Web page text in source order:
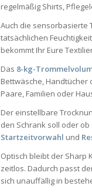
regelmäßig Shirts,
Auch die sensorbasierte
tatsächlichen
bekommt Ihr Eure
Das 8-kg-
Bettwäsche, Handtücher
Paare, Familien oder
Der einstellbare
den Schrank soll oder
Startzeitvorwahl und
Optisch bleibt der Sharp
zeitlos. Dadurch passt
sich unauffällig in